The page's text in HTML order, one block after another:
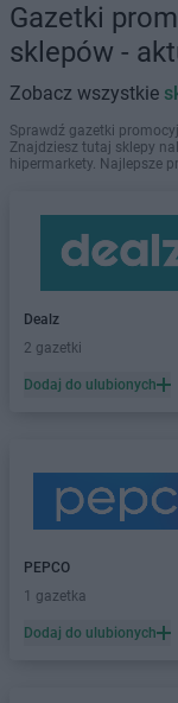
Gazetki
sklepów -
Zobacz wszystkie
Sprawdź gazetki
Znajdziesz tutaj sklepy
hipermarkety. Najlepsze
Dealz
2 gazetki
Dodaj do ulubionych
PEPCO
1 gazetka
Dodaj do ulubionych